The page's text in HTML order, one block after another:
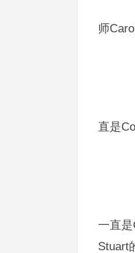
师
直是
一直
Stuart